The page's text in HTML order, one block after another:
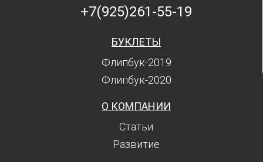
+7(925)261-55-19
БУКЛЕТЫ
Флипбук-2019
Флипбук-2020
О КОМПАНИИ
Статьи
Развитие